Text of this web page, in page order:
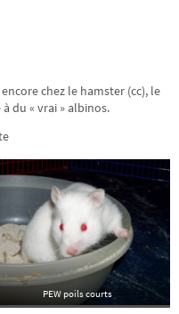
encore chez le hamster (cc), le
du « vrai » albinos.
PEW poils courts